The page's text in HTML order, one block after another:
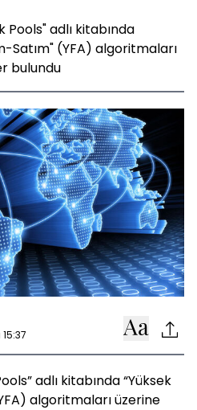
adlı kitabında
Satım" (YFA) algoritmaları
bulundu
adlı kitabında “Yüksek
algoritmaları üzerine